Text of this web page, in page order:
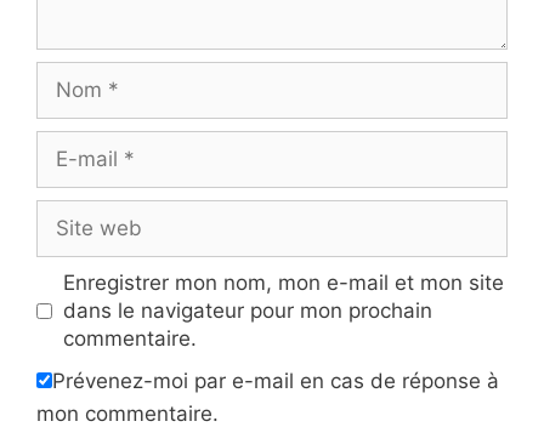
mail
web
Enregistrer mon nom, mon e-mail et mon site
dans le navigateur pour mon prochain
commentaire.
Prévenez-moi par e-mail en cas de réponse à
mon commentaire.